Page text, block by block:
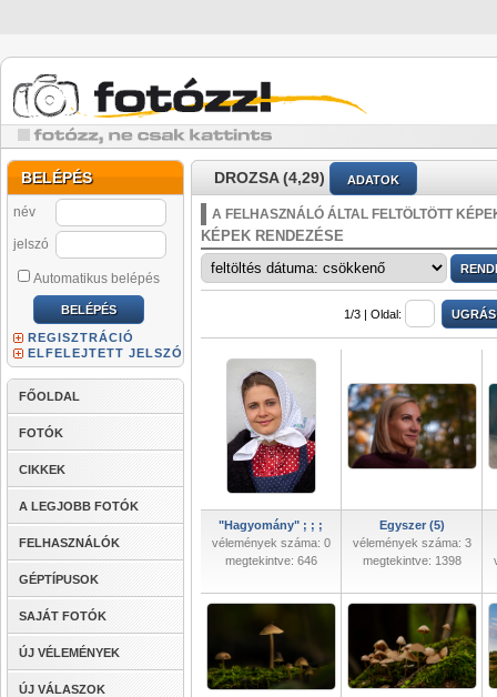
BELÉPÉS
név
jelszó
Automatikus belépés
REGISZTRÁCIÓ
ELFELEJTETT JELSZÓ
FŐOLDAL
FOTÓK
CIKKEK
A LEGJOBB FOTÓK
FELHASZNÁLÓK
GÉPTÍPUSOK
SAJÁT FOTÓK
ÚJ VÉLEMÉNYEK
ÚJ VÁLASZOK
DROZSA (4,29) ADATOK
A FELHASZNÁLÓ ÁLTAL FELTÖLTÖTT
KÉPEK RENDEZÉSE
1/3 | Oldal:
"Hagyomány" ; ; ;
vélemények száma: 0
megtekintve: 646
Egyszer (5)
vélemények száma: 3
megtekintve: 1398